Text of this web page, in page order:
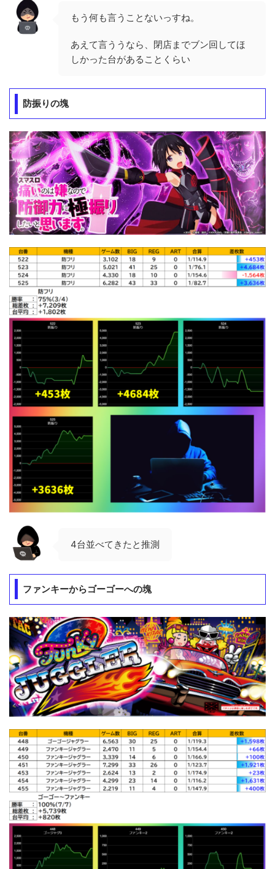
もう何も言うことないっすね。
あえて言ううなら、閉店までブン回してほ
しかった台があることくらい
防振りの塊
4台並べてきたと推測
ファンキーからゴーゴーへの塊